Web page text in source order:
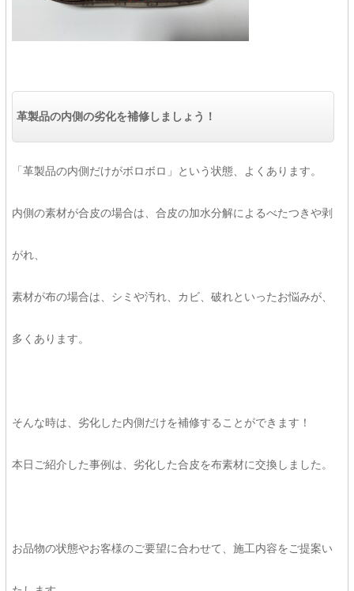
革製品の内側の劣化を補修しましょう！
「革製品の内側だけがボロボロ」という状態、よくあります。
内側の素材が合皮の場合は、合皮の加水分解によるべたつきや剥
がれ、
素材が布の場合は、シミや汚れ、カビ、破れといったお悩みが、
多くあります。
そんな時は、劣化した内側だけを補修することができます！
本日ご紹介した事例は、劣化した合皮を布素材に交換しました。
お品物の状態やお客様のご要望に合わせて、施工内容をご提案い